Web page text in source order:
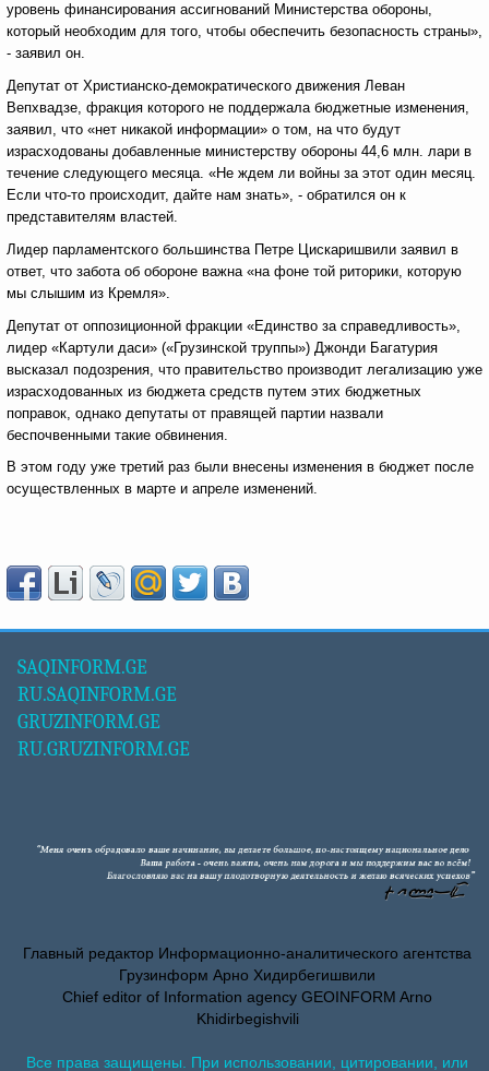
уровень финансирования ассигнований Министерства обороны,
который необходим для того, чтобы обеспечить безопасность страны»,
- заявил он.
Депутат от Христианско-демократического движения Леван
Вепхвадзе, фракция которого не поддержала бюджетные изменения,
заявил, что «нет никакой информации» о том, на что будут
израсходованы добавленные министерству обороны 44,6 млн. лари в
течение следующего месяца. «Не ждем ли войны за этот один месяц.
Если что-то происходит, дайте нам знать», - обратился он к
представителям властей.
Лидер парламентского большинства Петре Цискаришвили заявил в
ответ, что забота об обороне важна «на фоне той риторики, которую
мы слышим из Кремля».
Депутат от оппозиционной фракции «Единство за справедливость»,
лидер «Картули даси» («Грузинской труппы») Джонди Багатурия
высказал подозрения, что правительство производит легализацию уже
израсходованных из бюджета средств путем этих бюджетных
поправок, однако депутаты от правящей партии назвали
беспочвенными такие обвинения.
В этом году уже третий раз были внесены изменения в бюджет после
осуществленных в марте и апреле изменений.
SAQINFORM.GE
RU.SAQINFORM.GE
GRUZINFORM.GE
RU.GRUZINFORM.GE
Главный редактор Информационно-аналитического агентства
Грузинформ Арно Хидирбегишвили
Chief editor of Information agency GEOINFORM Arno
Khidirbegishvili
Все права защищены. При использовании, цитировании, или